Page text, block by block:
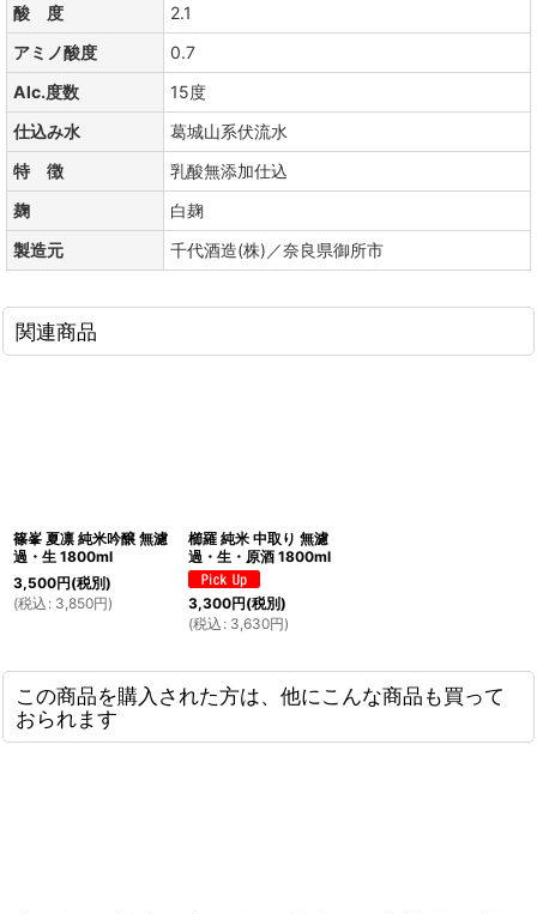
酸 度
2.1
アミノ酸度
0.7
Alc.度数
15度
仕込み水
葛城山系伏流水
特 徴
乳酸無添加仕込
麹
白麹
製造元
千代酒造(株)／奈良県御所市
関連商品
篠峯 夏凛 純米吟醸 無濾
過・生 1800ml
3,500円(税別)
(税込 : 3,850円)
櫛羅 純米 中取り 無濾
過・生・原酒 1800ml
3,300円(税別)
(税込 : 3,630円)
この商品を購入された方は、他にこんな商品も買って
おられます